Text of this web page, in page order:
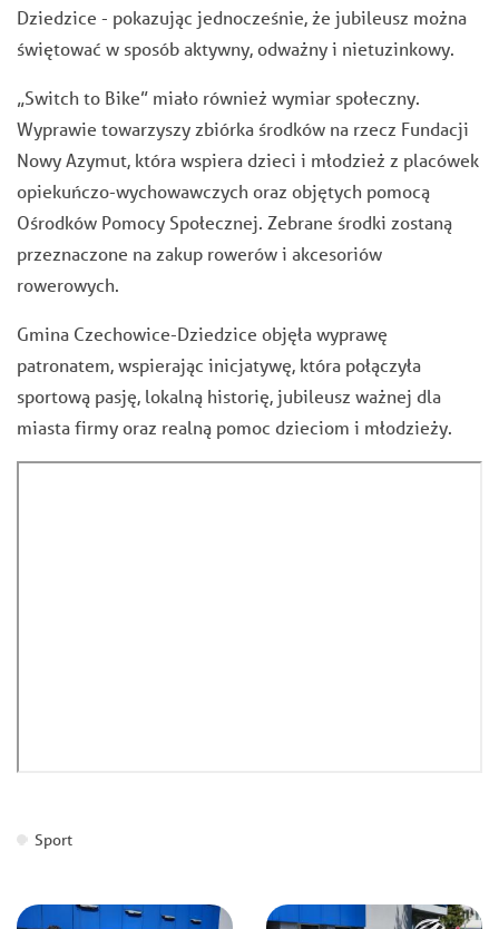
Dziedzice - pokazując jednocześnie, że jubileusz można
świętować w sposób aktywny, odważny i nietuzinkowy.
„Switch to Bike” miało również wymiar społeczny.
Wyprawie towarzyszy zbiórka środków na rzecz Fundacji
Nowy Azymut, która wspiera dzieci i młodzież z placówek
opiekuńczo-wychowawczych oraz objętych pomocą
Ośrodków Pomocy Społecznej. Zebrane środki zostaną
przeznaczone na zakup rowerów i akcesoriów
rowerowych.
Gmina Czechowice-Dziedzice objęła wyprawę
patronatem, wspierając inicjatywę, która połączyła
sportową pasję, lokalną historię, jubileusz ważnej dla
miasta firmy oraz realną pomoc dzieciom i młodzieży.
Sport